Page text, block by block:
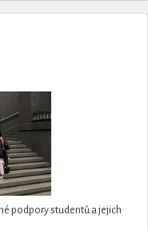
podpory studentů a jejich